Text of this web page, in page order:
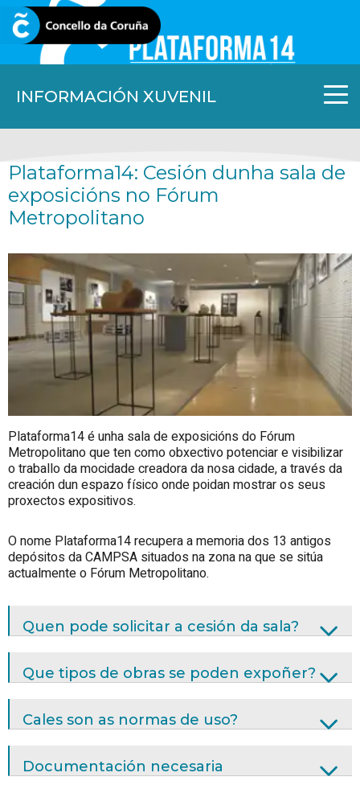
INFORMACIÓN XUVENIL
CORUNA.GAL
Plataforma14: Cesión dunha sala de
exposicións no Fórum
Metropolitano
Plataforma14 é unha sala de exposicións do Fórum
Metropolitano que ten como obxectivo potenciar e visibilizar
o traballo da mocidade creadora da nosa cidade, a través da
creación dun espazo físico onde poidan mostrar os seus
proxectos expositivos.
O nome Plataforma14 recupera a memoria dos 13 antigos
depósitos da CAMPSA situados na zona na que se sitúa
actualmente o Fórum Metropolitano.
Quen pode solicitar a cesión da sala?
Que tipos de obras se poden expoñer?
Cales son as normas de uso?
Documentación necesaria